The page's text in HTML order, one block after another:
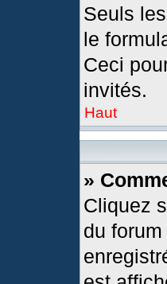
Seuls
le
Ceci
invités.
Haut
»
Cliquez
du